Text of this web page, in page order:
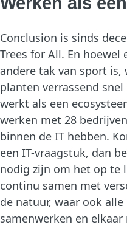
Conclusion is sinds
Trees for All. En hoewel
andere tak van sport
planten verrassend
werkt als een
werken met 28
binnen de IT hebben.
een IT-vraagstuk, dan
nodig zijn om het op te
continu samen met
de natuur, waar ook
samenwerken en elkaar